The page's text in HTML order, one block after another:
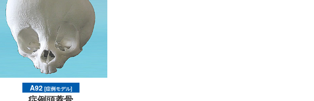
A92 [症例モデル]